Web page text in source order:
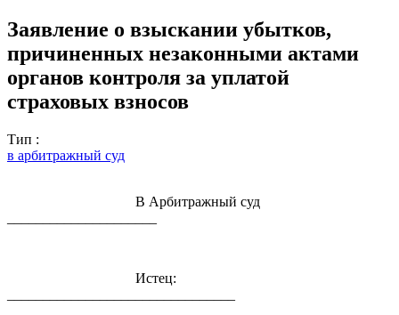
Заявление о взыскании убытков,
причиненных незаконными актами
органов контроля за уплатой
страховых взносов
Тип :
в арбитражный суд
В Арбитражный суд
Истец: